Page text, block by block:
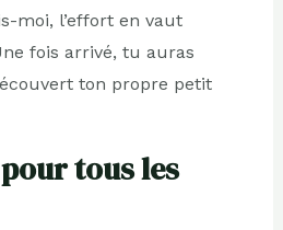
moi, l’effort en vaut
fois arrivé, tu auras
ton propre petit
tous les